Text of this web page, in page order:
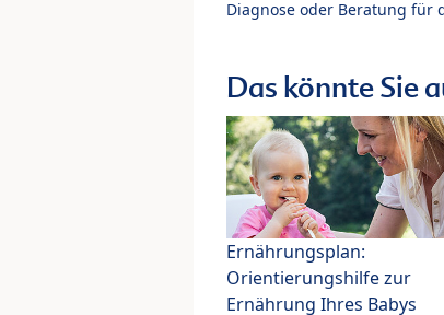
Diagnose oder Beratung für
Das könnte Sie
Ernährungsplan:
Orientierungshilfe zur
Ernährung Ihres Babys